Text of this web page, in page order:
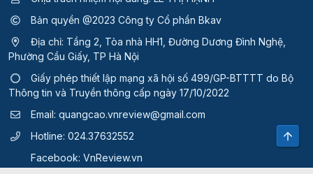
Bản quyền @2023 Công ty Cổ phần Bkav
Địa chỉ: Tầng 2, Tòa nhà HH1, Đường Dương Đình Nghệ,
Phường Cầu Giấy, TP Hà Nội
Giấy phép thiết lập mạng xã hội số 499/GP-BTTTT do Bộ
Thông tin và Truyền thông cấp ngày 17/10/2022
Email: quangcao.vnreview@gmail.com
Hotline: 024.37632552
Facebook: VnReview.vn